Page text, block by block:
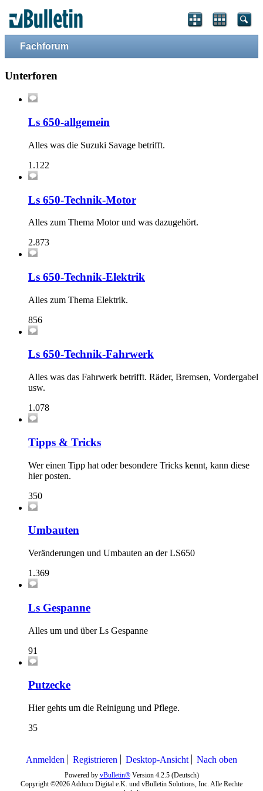
Fachforum
Unterforen
Ls 650-allgemein
Alles was die Suzuki Savage betrifft.
1.122
Ls 650-Technik-Motor
Alles zum Thema Motor und was dazugehört.
2.873
Ls 650-Technik-Elektrik
Alles zum Thema Elektrik.
856
Ls 650-Technik-Fahrwerk
Alles was das Fahrwerk betrifft. Räder, Bremsen, Vordergabel
usw.
1.078
Tipps & Tricks
Wer einen Tipp hat oder besondere Tricks kennt, kann diese
hier posten.
350
Umbauten
Veränderungen und Umbauten an der LS650
1.369
Ls Gespanne
Alles um und über Ls Gespanne
91
Putzecke
Hier gehts um die Reinigung und Pflege.
35
Anmelden Registrieren Desktop-Ansicht Nach oben
Powered by vBulletin®Version 4.2.5 (Deutsch)
Copyright ©2026 Adduco Digital e.K. und vBulletin Solutions, Inc. Alle Rechte